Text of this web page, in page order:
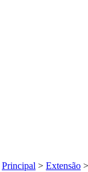
Principal > Extensão >